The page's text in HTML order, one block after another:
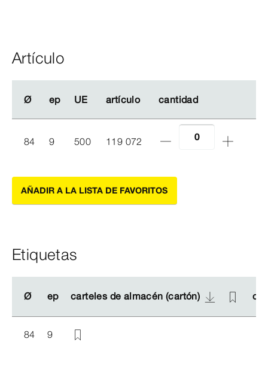
Artículo
Ø ep UE artículo cantidad
Ø ep UE artículo cantidad
84 9 500 119 072
AÑADIR A LA LISTA DE FAVORITOS
Etiquetas
Ø ep carteles de almacén (cartón)
Ø ep carteles de almacén (cartón)
84 9